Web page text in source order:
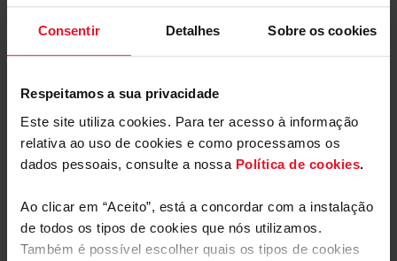
Consentir Detalhes Sobre os cookies
Respeitamos a sua privacidade
Este site utiliza cookies. Para ter acesso à informação
relativa ao uso de cookies e como processamos os
dados pessoais, consulte a nossa Política de cookies.
Ao clicar em “Aceito”, está a concordar com a instalação
de todos os tipos de cookies que nós utilizamos.
Também é possível escolher quais os tipos de cookies
ajustar a cada produto: menos humidade para as
frutas e mais para os legumes. Manter-se-ão frescos e
saborosos durante mais tempo e terá menos compras
para fazer. Poupamos-lhe tempo e dinheiro.
Mais funcionalidades
Alarme de porta aberta
Parâmetros Técnicos
Equipamento